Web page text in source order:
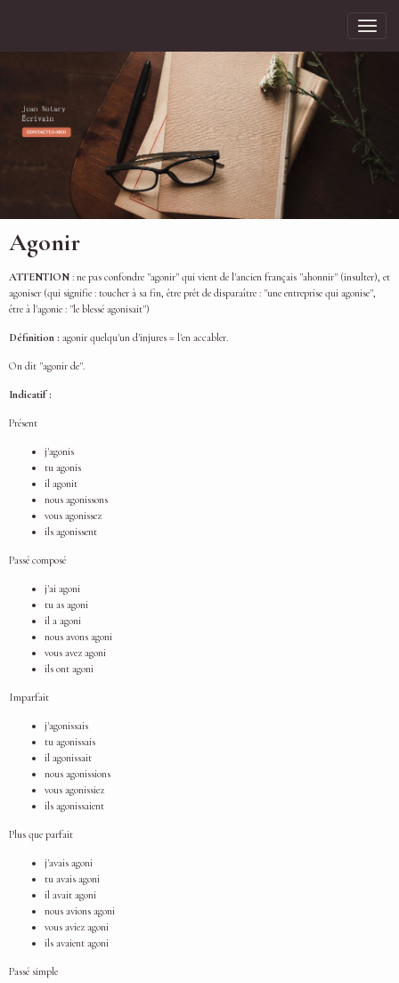
Agonir
ATTENTION : ne pas confondre "agonir" qui vient de l'ancien français "ahonnir" (insulter), et
agoniser (qui signifie : toucher à sa fin, être prêt de disparaître : "une entreprise qui agonise",
être à l'agonie : "le blessé agonisait")
Définition : agonir quelqu'un d'injures = l'en accabler.
On dit "agonir de".
Indicatif :
Présent
j'agonis
tu agonis
il agonit
nous agonissons
vous agonissez
ils agonissent
Passé composé
j'ai agoni
tu as agoni
il a agoni
nous avons agoni
vous avez agoni
ils ont agoni
Imparfait
j'agonissais
tu agonissais
il agonissait
nous agonissions
vous agonissiez
ils agonissaient
Plus que parfait
j'avais agoni
tu avais agoni
il avait agoni
nous avions agoni
vous aviez agoni
ils avaient agoni
Passé simple